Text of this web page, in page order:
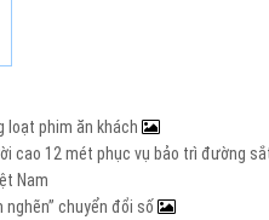
loạt phim ăn khách
cao 12 mét phục vụ bảo trì đường
Nam
chuyển đổi số